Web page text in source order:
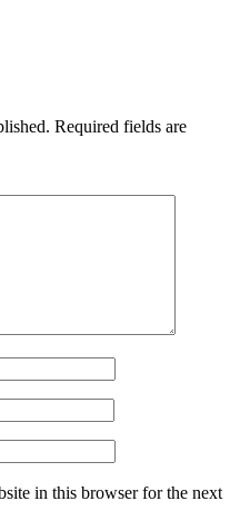
Required fields are
in this browser for the next